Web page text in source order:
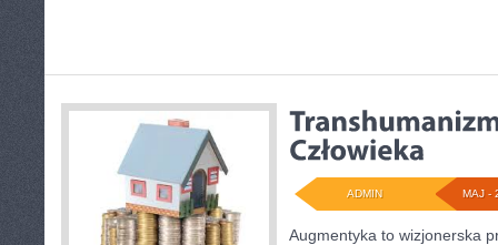
MAJ -
ADMIN
Augmentyka to wizjonerska